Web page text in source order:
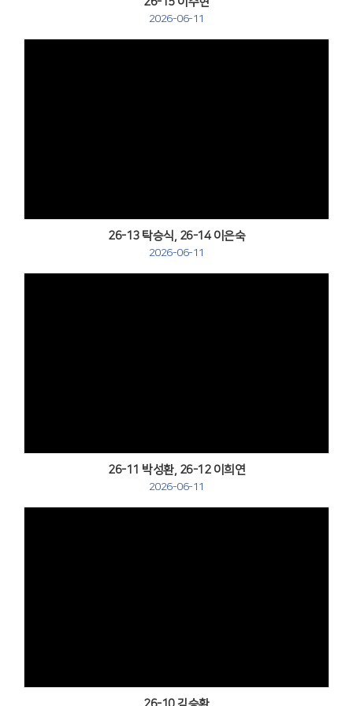
2026-06-11
26-13 탁승식, 26-14 이은숙
2026-06-11
26-11 박성환, 26-12 이희연
2026-06-11